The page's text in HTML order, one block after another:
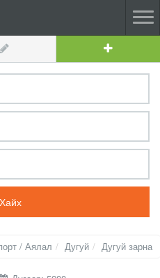
Хайх
/ Аялал Дугуй Дугуй зарна